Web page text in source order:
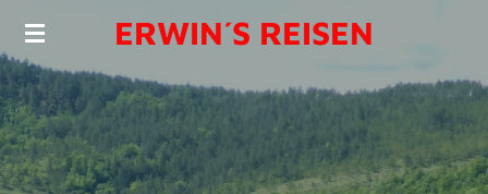
Zum
Hauptinhalt
springen
ERWIN´S REISEN